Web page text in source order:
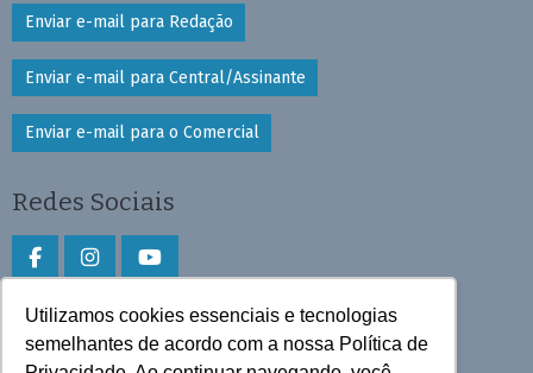
Utilizamos cookies essenciais e tecnologias
semelhantes de acordo com a nossa Política de
Enviar e-mail para Redação
Enviar e-mail para Central/Assinante
Enviar e-mail para o Comercial
Redes Sociais
Faça download do aplicativo